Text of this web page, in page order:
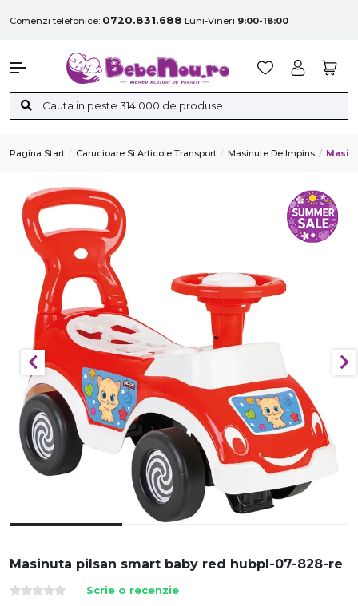
Comenzi telefonice: 0720.831.688 Luni-Vineri 9:00-18:00
Pagina Start Carucioare Si Articole Transport Masinute De Impins
Masinuta pilsan smart baby red hubpl-07-828-re
Scrie o recenzie